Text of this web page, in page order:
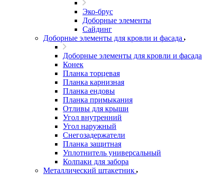
Эко-брус
Доборные элементы
Сайдинг
Доборные элементы для кровли и фасада
Доборные элементы для кровли и фасада
Конек
Планка торцевая
Планка карнизная
Планка ендовы
Планка примыкания
Отливы для крыши
Угол внутренний
Угол наружный
Снегозадержатели
Планка защитная
Уплотнитель универсальный
Колпаки для забора
Металлический штакетник